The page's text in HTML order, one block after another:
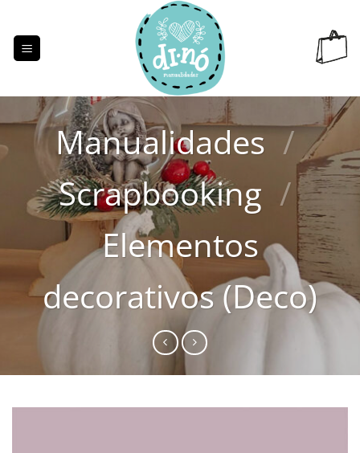
contenido
Manualidades /
Scrapbooking /
Elementos
decorativos (Deco)